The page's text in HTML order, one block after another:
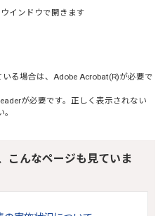
インドウで開きます
る場合は、 Adobe Acrobat(R)が必要で
が必要です。正しく表示されない
こんなページも見ていま